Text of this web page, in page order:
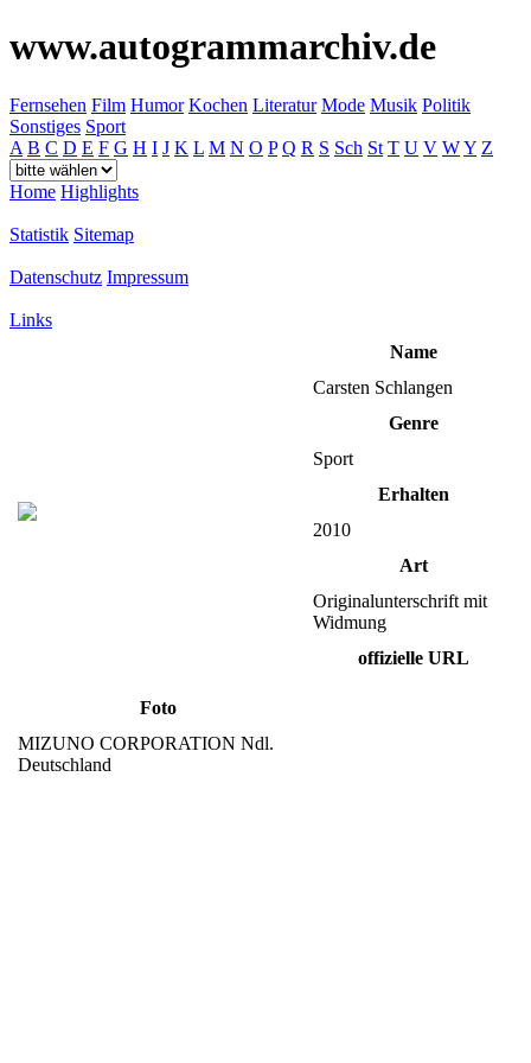
www.autogrammarchiv.de
Fernsehen Film Humor Kochen Literatur Mode Musik Politik
Sonstiges Sport
A B C D E F G H I J K L M N O P Q R S Sch St T U V WY Z
Home Highlights
Statistik Sitemap
Datenschutz Impressum
Links
Name
Carsten Schlangen
Genre
Sport
Erhalten
2010
Art
Originalunterschrift mit
Widmung
offizielle URL
Foto
MIZUNO CORPORATION Ndl.
Deutschland